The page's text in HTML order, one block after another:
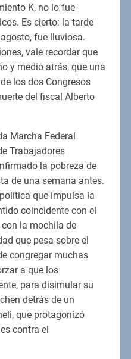
K, no lo fue
Es cierto: la tarde
fue lluviosa.
vale recordar que
y medio atrás, que una
los dos Congresos
del fiscal Alberto
Marcha Federal
Trabajadores
la pobreza de
de una semana antes.
que impulsa la
coincidente con el
la mochila de
que pesa sobre el
congregar muchas
a que los
para disimular su
detrás de un
que protagonizó
contra el